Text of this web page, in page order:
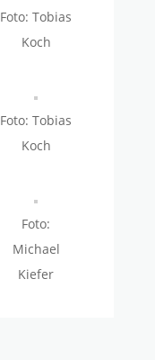
Foto: Tobias
Koch
Foto: Tobias
Koch
Foto:
Michael
Kiefer